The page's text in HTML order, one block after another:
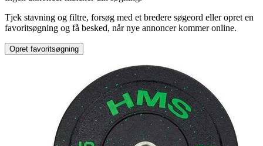
Tjek stavning og filtre, forsøg med et bredere søgeord eller opret en
favoritsøgning og få besked, når nye annoncer kommer online.
Opret favoritsøgning